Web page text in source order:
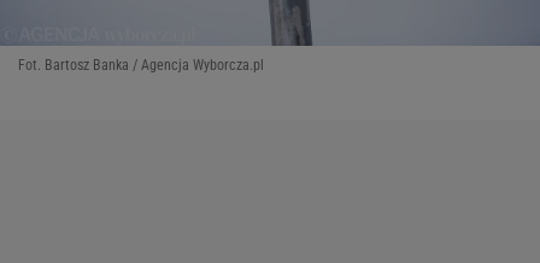
Fot. Bartosz Banka / Agencja Wyborcza.pl